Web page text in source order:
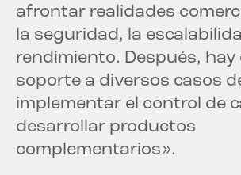
afrontar realidades
la seguridad, la
rendimiento. Después, hay
soporte a diversos casos
implementar el control de
desarrollar productos
complementarios».